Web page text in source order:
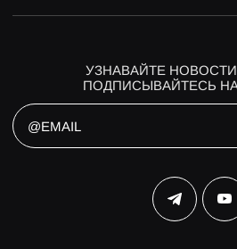
УЗНАВАЙТЕ
ПОДПИСЫВАЙТЕСЬ